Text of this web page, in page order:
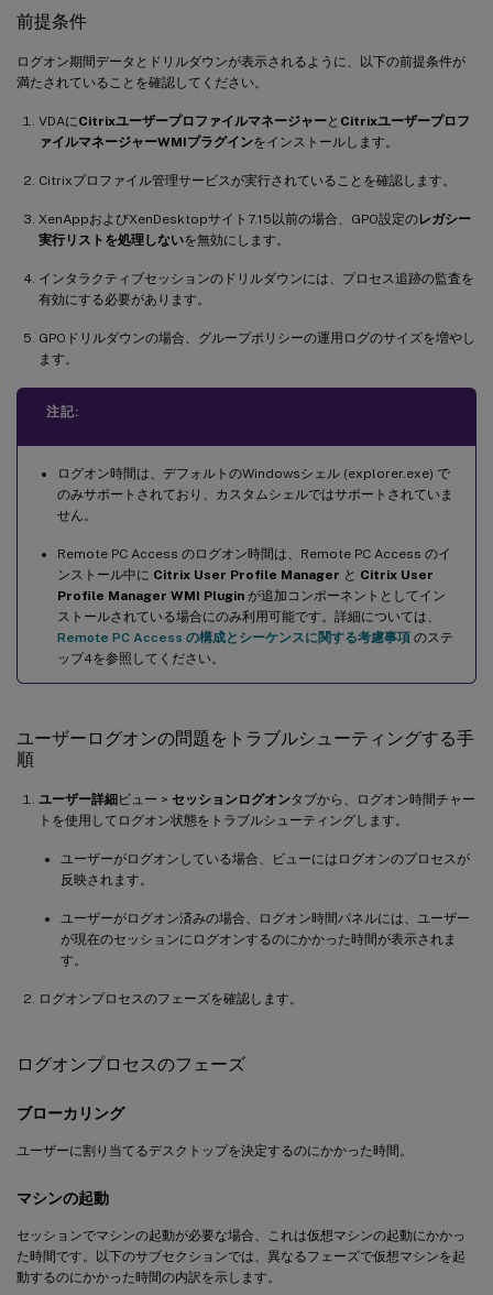
前提条件
ログオン期間データとドリルダウンが表示されるように、以下の前提条件が
満たされていることを確認してください。
VDAにCitrixユーザープロファイルマネージャーと Citrixユーザープロフ
ァイルマネージャーWMIプラグインをインストールします。
Citrixプロファイル管理サービスが実行されていることを確認します。
XenAppおよびXenDesktopサイト7.15以前の場合、GPO設定のレガシー
実行リストを処理しないを無効にします。
インタラクティブセッションのドリルダウンには、プロセス追跡の監査を
有効にする必要があります。
GPOドリルダウンの場合、グループポリシーの運用ログのサイズを増やし
ます。
注記:
ログオン時間は、デフォルトのWindowsシェル (explorer.exe) で
のみサポートされており、カスタムシェルではサポートされていま
せん。
Remote PC Access のログオン時間は、Remote PC Access のイ
ンストール中に Citrix User Profile Manager と Citrix User
Profile Manager WMI Plugin が追加コンポーネントとしてイン
ストールされている場合にのみ利用可能です。詳細については、
Remote PC Access の構成とシーケンスに関する考慮事項 のステ
ップ4を参照してください。
ユーザーログオンの問題をトラブルシューティングする手
順
ユーザー詳細ビュー > セッションログオンタブから、ログオン時間チャー
トを使用してログオン状態をトラブルシューティングします。
ユーザーがログオンしている場合、ビューにはログオンのプロセスが
反映されます。
ユーザーがログオン済みの場合、ログオン時間パネルには、ユーザー
が現在のセッションにログオンするのにかかった時間が表示されま
す。
ログオンプロセスのフェーズを確認します。
ログオンプロセスのフェーズ
ブローカリング
ユーザーに割り当てるデスクトップを決定するのにかかった時間。
マシンの起動
セッションでマシンの起動が必要な場合、これは仮想マシンの起動にかかっ
た時間です。以下のサブセクションでは、異なるフェーズで仮想マシンを起
動するのにかかった時間の内訳を示します。